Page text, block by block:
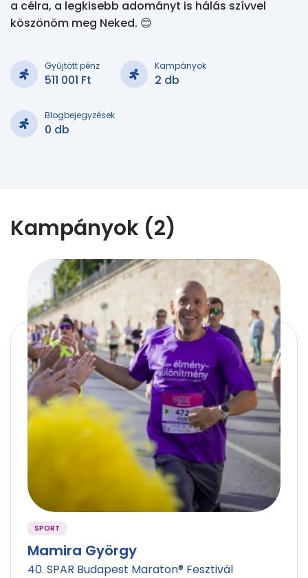
a célra, a legkisebb adományt is hálás szívvel
köszönöm meg Neked. 😊
Gyűjtött pénz
511 001 Ft
Kampányok
2 db
Blogbejegyzések
0 db
Kampányok (2)
SPORT
Mamira György
40. SPAR Budapest Maraton® Fesztivál